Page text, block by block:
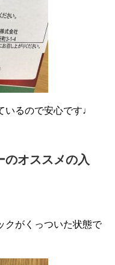
いるので安心です♩
のオススメの入
クがくっついた状態で